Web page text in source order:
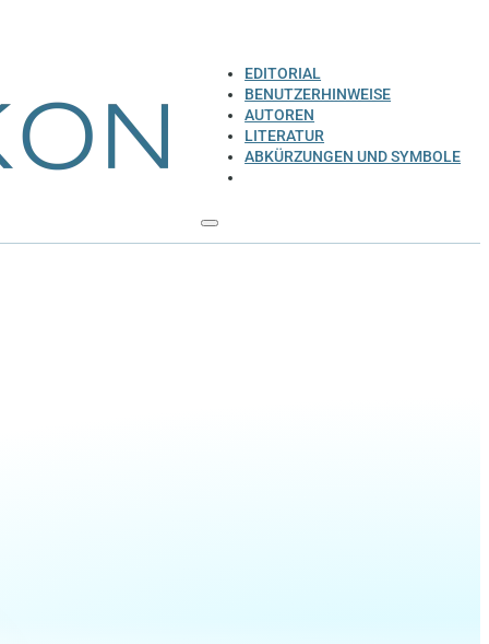
EDITORIAL
BENUTZERHINWEISE
AUTOREN
LITERATUR
ABKÜRZUNGEN UND SYMBOLE